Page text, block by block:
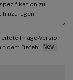
zu
Image-Version
dem Befehl
New-